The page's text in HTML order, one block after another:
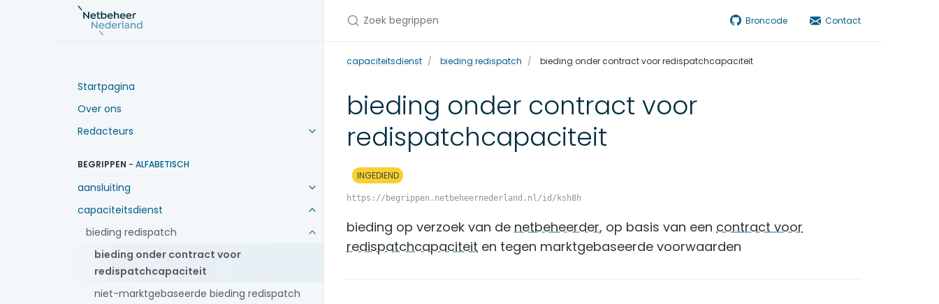
Startpagina
Over ons
Redacteurs
BEGRIPPEN - ALFABETISCH
aansluiting
capaciteitsdienst
bieding redispatch
bieding onder contract voor
redispatchcapaciteit
niet-marktgebaseerde bieding redispatch
Broncode Contact
capaciteitsdienst bieding redispatch bieding onder contract voor redispatchcapaciteit
bieding onder contract voor
redispatchcapaciteit
INGEDIEND
https://begrippen.netbeheernederland.nl/id/ksh8h
bieding op verzoek van de netbeheerder, op basis van een contract voor
redispatchcapaciteit en tegen marktgebaseerde voorwaarden